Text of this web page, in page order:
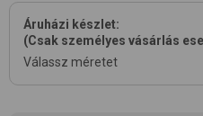
Áruházi készlet:
(Csak személyes vásárlás
Válassz méretet